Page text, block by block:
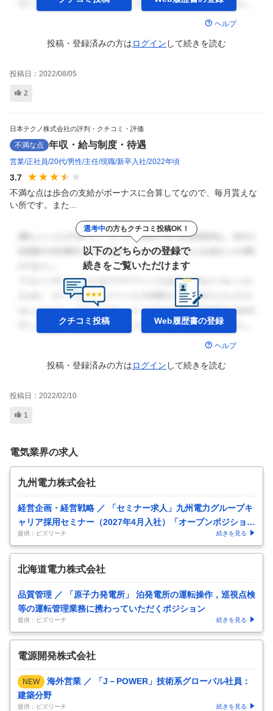
ヘルプ
投稿・登録済みの方はログイン して続きを読む
投稿日： 2022/08/05
2
日本テクノ株式会社の評判・クチコミ・評価
不満な点 年収・給与制度・待遇
営業 正社員 20代 男性 主任 現職 新卒入社 2022年頃
3.7
不満な点は歩合の支給がボーナスに合算してなので、毎月貰えな
い所です。また...
選考中の方もクチコミ投稿OK！
以下のどちらかの登録で
続きをご覧いただけます
クチコミ投稿 Web履歴書の登録
ヘルプ
投稿・登録済みの方はログイン して続きを読む
投稿日： 2022/02/10
1
電気業界の求人
九州電力株式会社
経営企画・経営戦略 ／ 「セミナー求人」九州電力グループキ
ャリア採用セミナー（2027年4月入社）「オープンポジショ
ン」
提供：ビズリーチ 続きを見る
北海道電力株式会社
品質管理 ／ 「原子力発電所」 泊発電所の運転操作，巡視点検
等の運転管理業務に携わっていただくポジション
提供：ビズリーチ 続きを見る
電源開発株式会社
NEW
海外営業 ／ 「J－POWER」技術系グローバル社員：
建築分野
提供：ビズリーチ 続きを見る